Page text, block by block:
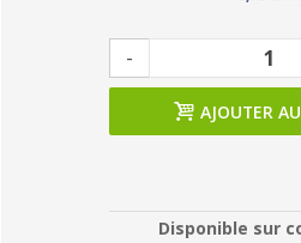
-
AJOUTER
Disponible sur